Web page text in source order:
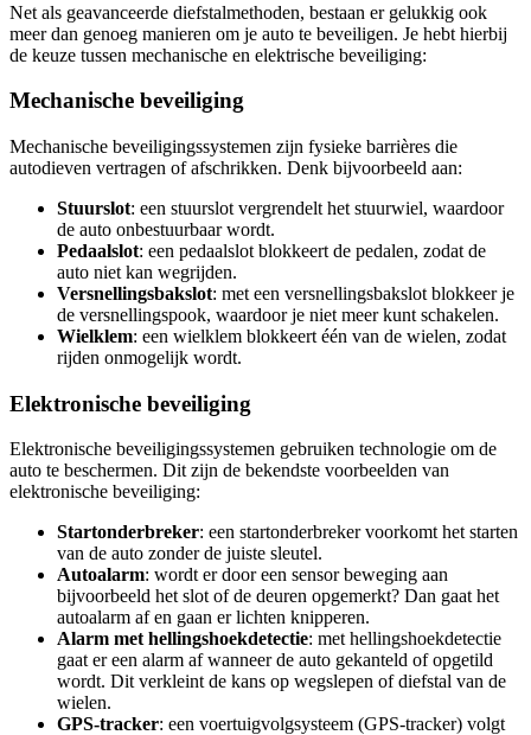
Net als geavanceerde diefstalmethoden, bestaan er gelukkig ook
meer dan genoeg manieren om je auto te beveiligen. Je hebt hierbij
de keuze tussen mechanische en elektrische beveiliging:
Mechanische beveiliging
Mechanische beveiligingssystemen zijn fysieke barrières die
autodieven vertragen of afschrikken. Denk bijvoorbeeld aan:
Stuurslot: een stuurslot vergrendelt het stuurwiel, waardoor
de auto onbestuurbaar wordt.
Pedaalslot: een pedaalslot blokkeert de pedalen, zodat de
auto niet kan wegrijden.
Versnellingsbakslot: met een versnellingsbakslot blokkeer je
de versnellingspook, waardoor je niet meer kunt schakelen.
Wielklem: een wielklem blokkeert één van de wielen, zodat
rijden onmogelijk wordt.
Elektronische beveiliging
Elektronische beveiligingssystemen gebruiken technologie om de
auto te beschermen. Dit zijn de bekendste voorbeelden van
elektronische beveiliging:
Startonderbreker: een startonderbreker voorkomt het starten
van de auto zonder de juiste sleutel.
Autoalarm: wordt er door een sensor beweging aan
bijvoorbeeld het slot of de deuren opgemerkt? Dan gaat het
autoalarm af en gaan er lichten knipperen.
Alarm met hellingshoekdetectie: met hellingshoekdetectie
gaat er een alarm af wanneer de auto gekanteld of opgetild
wordt. Dit verkleint de kans op wegslepen of diefstal van de
wielen.
GPS-tracker: een voertuigvolgsysteem (GPS-tracker) volgt